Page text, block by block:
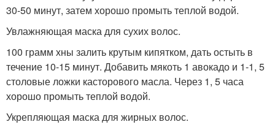
30-50 минут, затем хорошо промыть теплой водой.
Увлажняющая маска для сухих волос.
100 грамм хны залить крутым кипятком, дать остыть в
течение 10-15 минут. Добавить мякоть 1 авокадо и 1-1, 5
столовые ложки касторового масла. Через 1, 5 часа
хорошо промыть теплой водой.
Укрепляющая маска для жирных волос.